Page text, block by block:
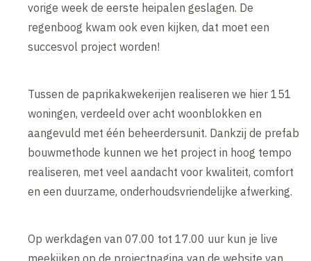
vorige week de eerste heipalen geslagen. De
regenboog kwam ook even kijken, dat moet een
succesvol project worden!
Tussen de paprikakwekerijen realiseren we hier 151
woningen, verdeeld over acht woonblokken en
aangevuld met één beheerdersunit. Dankzij de prefab
bouwmethode kunnen we het project in hoog tempo
realiseren, met veel aandacht voor kwaliteit, comfort
en een duurzame, onderhoudsvriendelijke afwerking.
Op werkdagen van 07.00 tot 17.00 uur kun je live